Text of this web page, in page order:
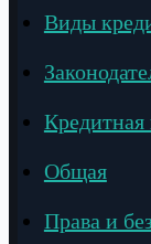
Виды
Кредитная
Общая
Права и